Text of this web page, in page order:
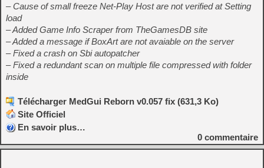
– Cause of small freeze Net-Play Host are not verified at Setting
load
– Added Game Info Scraper from TheGamesDB site
– Added a message if BoxArt are not avaiable on the server
– Fixed a crash on Sbi autopatcher
– Fixed a redundant scan on multiple file compressed with folder
inside
Télécharger MedGui Reborn v0.057 fix (631,3 Ko)
Site Officiel
En savoir plus…
0 commentaire